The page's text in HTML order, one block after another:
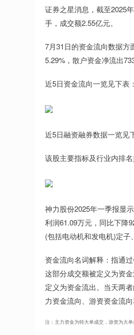
证券之星消息，截至2025
手，成交额2.55亿元。
7月31日的资金流向数据方
5.29%，散户资金净流出
近5日资金流向一览见下表：
近5日融资融券数据一览见
该股主要指标及行业内排名
神力股份2025年一季报显
利润61.09万元，同比下降
(包括电动机和发电机)定子
资金流向名词解释：指通
这部分成交额被定义为资
定义为资金流出。当天两
力资金流向、游资资金流向
注：主力资金为特大单成交，游资为大